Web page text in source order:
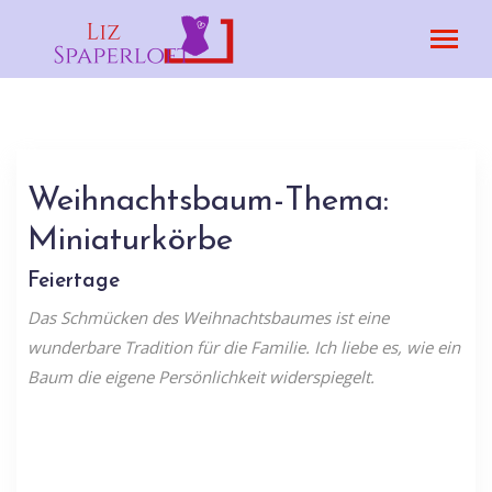
Weihnachtsbaum-Thema:
Miniaturkörbe
Feiertage
Das Schmücken des Weihnachtsbaumes ist eine
wunderbare Tradition für die Familie. Ich liebe es, wie ein
Baum die eigene Persönlichkeit widerspiegelt.